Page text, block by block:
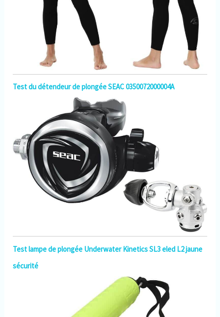
Test du détendeur de plongée SEAC 0350072000004A
Test lampe de plongée Underwater Kinetics SL3 eled L2 jaune
sécurité